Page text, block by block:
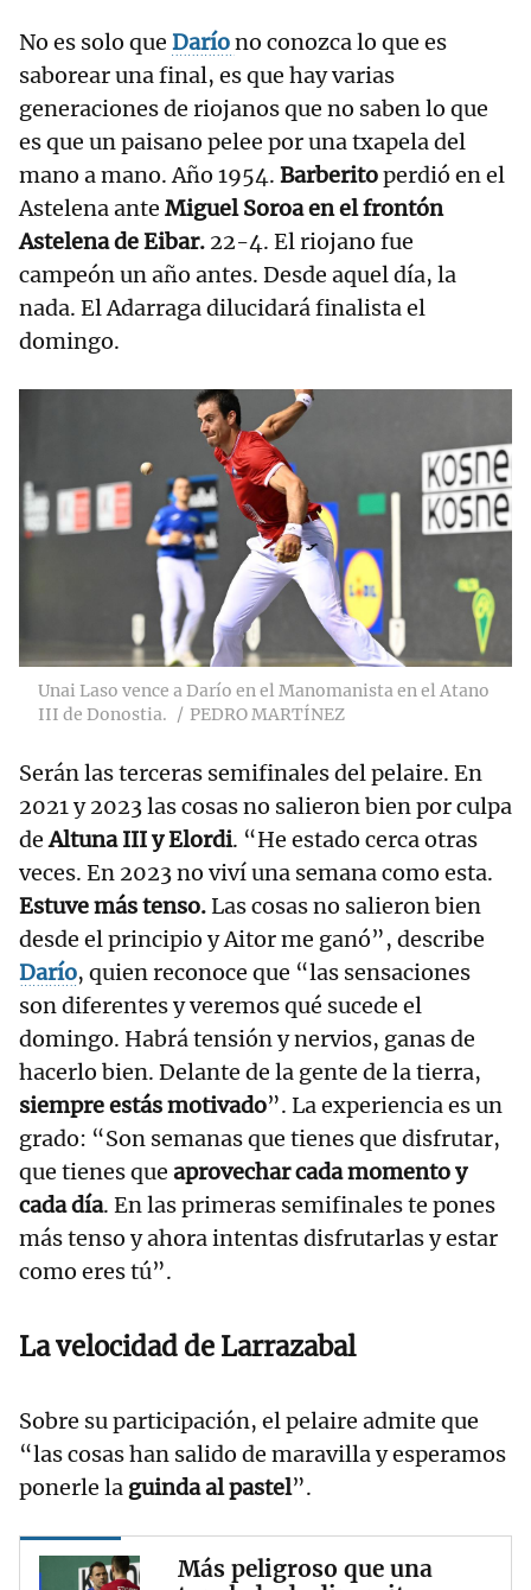
No es solo que Daríono conozca lo que es
saborear una final, es que hay varias
generaciones de riojanos que no saben lo que
es que un paisano pelee por una txapela del
mano a mano. Año 1954. Barberitoperdió en el
Astelena ante Miguel Soroa en el frontón
Astelena de Eibar. 22-4. El riojano fue
campeón un año antes. Desde aquel día, la
nada. El Adarraga dilucidará finalista el
domingo.
Unai Laso vence a Darío en el Manomanista en el Atano
III de Donostia.
PEDRO MARTÍNEZ
Serán las terceras semifinales del pelaire. En
2021 y 2023 las cosas no salieron bien por culpa
deAltuna III y Elordi. “He estado cerca otras
veces. En 2023 no viví una semana como esta.
Estuve más tenso.Las cosas no salieron bien
desde el principio y Aitor me ganó”, describe
Darío, quien reconoce que “las sensaciones
son diferentes y veremos qué sucede el
domingo. Habrá tensión y nervios, ganas de
hacerlo bien. Delante de la gente de la tierra,
siempre estás motivado”. La experiencia es un
grado: “Son semanas que tienes que disfrutar,
que tienes que aprovechar cada momento y
cada día. En las primeras semifinales te pones
más tenso y ahora intentas disfrutarlas y estar
como eres tú”.
La velocidad de Larrazabal
Sobre su participación, el pelaire admite que
“las cosas han salido de maravilla y esperamos
ponerle la guinda al pastel”.
Más peligroso que una